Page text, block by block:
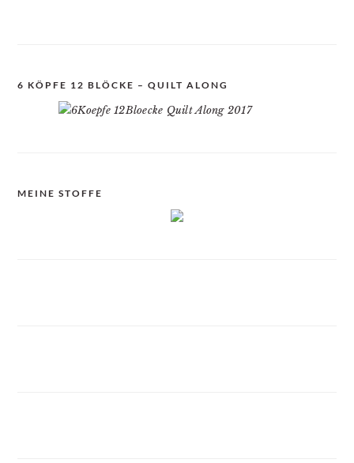
6 KÖPFE 12 BLÖCKE – QUILT ALONG
MEINE STOFFE